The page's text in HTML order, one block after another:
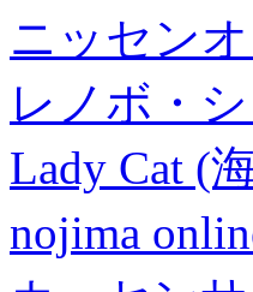
ニッセン
レノボ・
Lady Cat (
nojima